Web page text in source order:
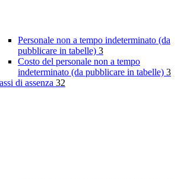
Personale non a tempo indeterminato (da
pubblicare in tabelle) 3
Costo del personale non a tempo
indeterminato (da pubblicare in tabelle) 3
di assenza 32